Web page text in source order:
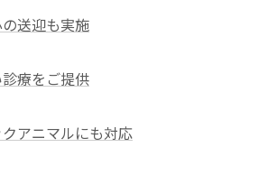
送迎も実施
療をご提供
アニマルにも対応